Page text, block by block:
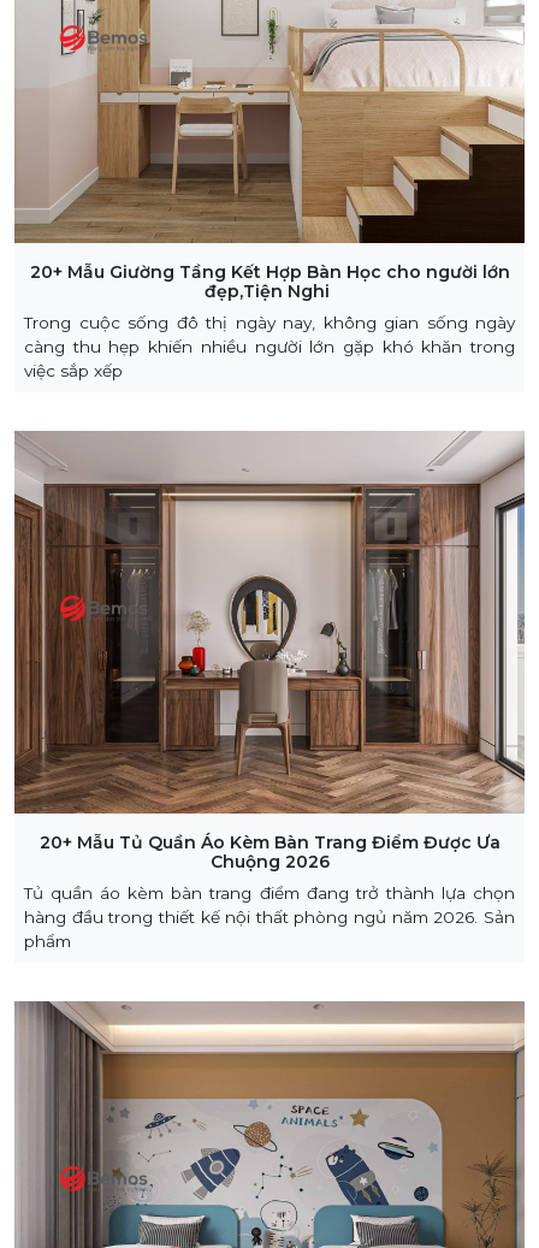
20+ Mẫu Giường Tầng Kết Hợp Bàn Học cho người lớn
đẹp,Tiện Nghi
Trong cuộc sống đô thị ngày nay, không gian sống ngày
càng thu hẹp khiến nhiều người lớn gặp khó khăn trong
việc sắp xếp
20+ Mẫu Tủ Quần Áo Kèm Bàn Trang Điểm Được Ưa
Chuộng 2026
Tủ quần áo kèm bàn trang điểm đang trở thành lựa chọn
hàng đầu trong thiết kế nội thất phòng ngủ năm 2026. Sản
phẩm